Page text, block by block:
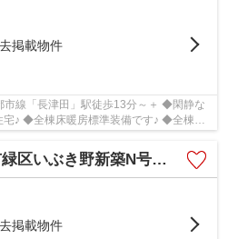
掲載物件
「長津田」駅徒歩13分～＋ ◆閑静な
宅♪ ◆全棟床暖房標準装備です♪ ◆全棟土
区いぶき野新築N号棟◆
掲載物件